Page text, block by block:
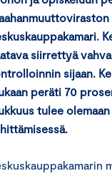
siirrettyä
sijaan.
peräti 70
tulee